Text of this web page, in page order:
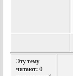
Эту тему
читают: 0